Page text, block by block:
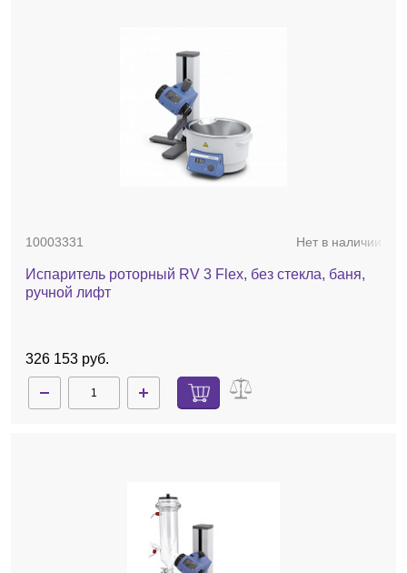
10003331 Нет в наличии
Испаритель роторный RV 3 Flex, без стекла, баня,
ручной лифт
326 153 руб.